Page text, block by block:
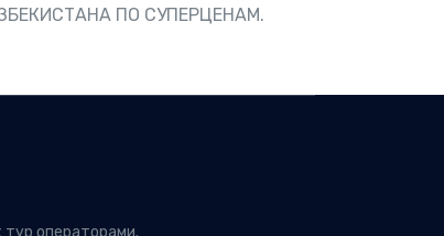
ПО СУПЕРЦЕНАМ.
операторами.